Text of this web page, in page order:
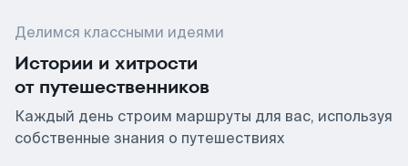
Делимся классными идеями
Истории и хитрости
от путешественников
Каждый день строим маршруты для вас, используя
собственные знания о путешествиях